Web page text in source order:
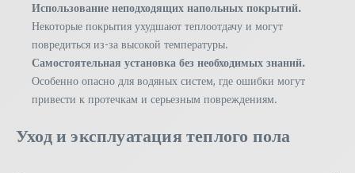
Использование неподходящих напольных покрытий.
Некоторые покрытия ухудшают теплоотдачу и могут
повредиться из-за высокой температуры.
Самостоятельная установка без необходимых знаний.
Особенно опасно для водяных систем, где ошибки могут
привести к протечкам и серьезным повреждениям.
Уход и эксплуатация теплого пола